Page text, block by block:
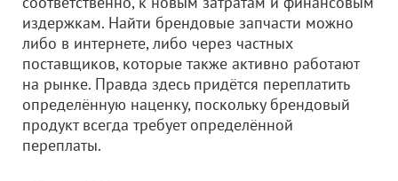
издержкам. Найти брендовые запчасти можно
либо в интернете, либо через частных
поставщиков, которые также активно работают
на рынке. Правда здесь придётся переплатить
определённую наценку, поскольку брендовый
продукт всегда требует определённой
переплаты.